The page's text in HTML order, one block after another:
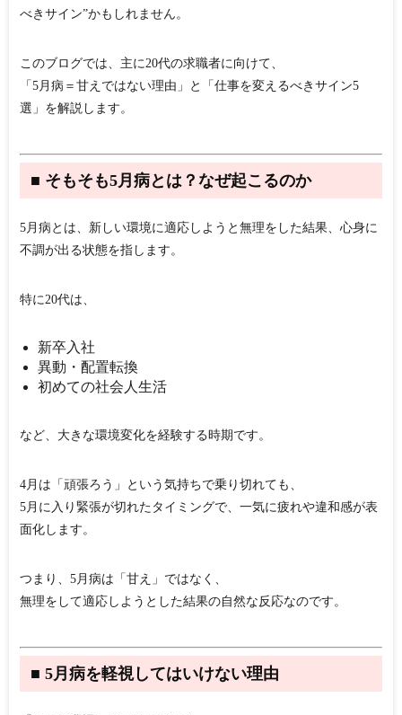
べきサイン”かもしれません。
このブログでは、主に20代の求職者に向けて、
「5月病＝甘えではない理由」と「仕事を変えるべきサイン5
選」を解説します。
■ そもそも5月病とは？なぜ起こるのか
5月病とは、新しい環境に適応しようと無理をした結果、心身に
不調が出る状態を指します。
特に20代は、
新卒入社
異動・配置転換
初めての社会人生活
など、大きな環境変化を経験する時期です。
4月は「頑張ろう」という気持ちで乗り切れても、
5月に入り緊張が切れたタイミングで、一気に疲れや違和感が表
面化します。
つまり、5月病は「甘え」ではなく、
無理をして適応しようとした結果の自然な反応なのです。
■ 5月病を軽視してはいけない理由